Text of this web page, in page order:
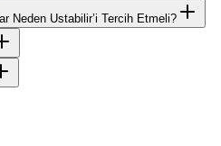
Neden Ustabilir’i Tercih Etmeli?